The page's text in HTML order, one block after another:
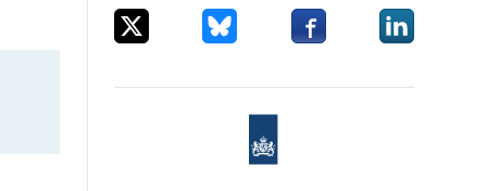
Deel dit item op XDeel dit item op Bluesky
Deel dit item op
Deel dit